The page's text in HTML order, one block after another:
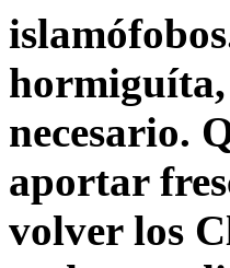
hormiguíta,
necesario.
aportar
volver los